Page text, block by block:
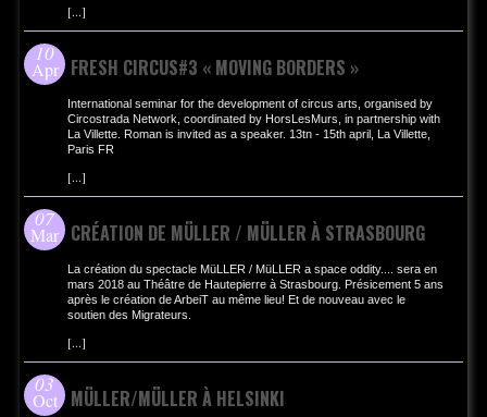
[...]
10
Apr FRESH CIRCUS#3 « MOVING BORDERS »
International seminar for the development of circus arts, organised by
Circostrada Network, coordinated by HorsLesMurs, in partnership with
La Villette. Roman is invited as a speaker. 13tn - 15th april, La Villette,
Paris FR
[...]
07
Mar CRÉATION DE MÜLLER / MÜLLER À STRASBOURG
La création du spectacle MüLLER / MüLLER a space oddity.... sera en
mars 2018 au Théâtre de Hautepierre à Strasbourg. Présicement 5 ans
après le création de ArbeiT au même lieu! Et de nouveau avec le
soutien des Migrateurs.
[...]
03
Oct MÜLLER/MÜLLER À HELSINKI